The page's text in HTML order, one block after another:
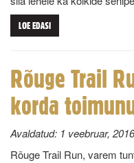
LOE EDASI
Rõuge Trail
korda
Avaldatud: 1 veebruar, 2016
Rõuge Trail Run, varem